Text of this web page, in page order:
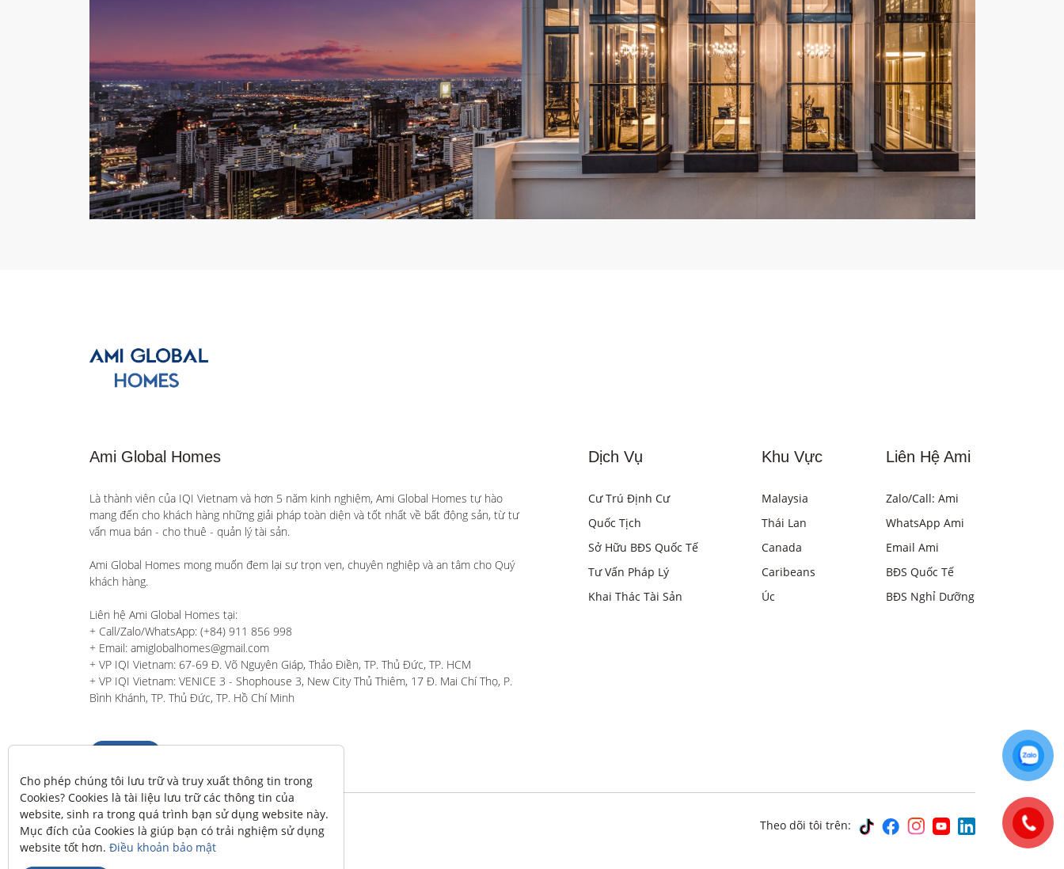
Ami Global Homes
Là thành viên của IQI Vietnam và hơn 5 năm kinh nghiệm, Ami Global Homes tự hào
mang đến cho khách hàng những giải pháp toàn diện và tốt nhất về bất động sản, từ tư
vấn mua bán - cho thuê - quản lý tài sản.
Ami Global Homes mong muốn đem lại sự trọn vẹn, chuyên nghiệp và an tâm cho Quý
khách hàng.
Liên hệ Ami Global Homes tại:
+ Call/Zalo/WhatsApp: (+84) 911 856 998
+ Email: amiglobalhomes@gmail.com
+ VP IQI Vietnam: 67-69 Đ. Võ Nguyên Giáp, Thảo Điền, TP. Thủ Đức, TP. HCM
+ VP IQI Vietnam: VENICE 3 - Shophouse 3, New City Thủ Thiêm, 17 Đ. Mai Chí Thọ, P.
Bình Khánh, TP. Thủ Đức, TP. Hồ Chí Minh
Dịch Vụ
Cư Trú Định Cư
Quốc Tịch
Sở Hữu BĐS Quốc Tế
Tư Vấn Pháp Lý
Khai Thác Tài Sản
Khu Vực
Malaysia
Thái Lan
Canada
Caribeans
Úc
Liên Hệ Ami
Zalo/Call: Ami
WhatsApp Ami
Email Ami
BĐS Quốc Tế
BĐS Nghỉ Dưỡng
Theo dõi tôi trên:
Cho phép chúng tôi lưu trữ và truy xuất thông tin trong
Cookies? Cookies là tài liệu lưu trữ các thông tin của
website, sinh ra trong quá trình bạn sử dụng website này.
Mục đích của Cookies là giúp bạn có trải nghiệm sử dụng
website tốt hơn. Điều khoản bảo mật